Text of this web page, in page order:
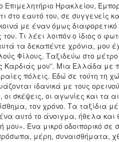
Ηρακλείου,
στο εαυτό του, σε συγγενείς
με έναν όμως
Τι λέει λοιπόν ο ίδιος ο
τα δεκαπέντε χρόνια, μου
Φίλους. Ταξιδεύω στο
Καρδιάς μου”. Μια Ελλάδα με
πόλεις. Εδώ σε τούτη τη
ιδανικά με τους
σκέψεις, οι αγωνίες και τα
τον χρόνο. Τα ταξίδια
αυτό το άνοιγμα, ήθελα
Ένα μικρό οδοιπορικό σε
μέρη, συναισθήματα,